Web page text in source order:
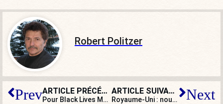
Robert Politzer
Prev ARTICLE PRÉCÉDENT
Pour Black Lives Matter, Jésus ne doit pas être un homme blanc. Et pour Mahomet ?
ARTICLE SUIVANT
Royaume-Uni : nouvelle attaque au couteau à Glasgow, le suspect abattu Next